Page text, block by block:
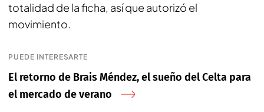
totalidad de la ficha, así que autorizó el
movimiento.
PUEDE INTERESARTE
El retorno de Brais Méndez, el sueño del Celta para
el mercado de verano